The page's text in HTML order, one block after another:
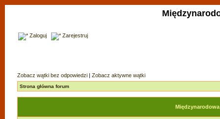
Zaloguj Zarejestruj
Zobacz wątki bez odpowiedzi | Zobacz aktywne wątki
Strona główna forum